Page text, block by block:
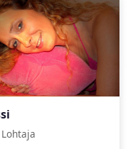
Lohtaja